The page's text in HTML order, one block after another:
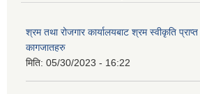
श्रम तथा रोजगार कार्यालयबाट श्रम स्वीकृति प्राप्त
कागजातहरु
मिति: 05/30/2023 - 16:22